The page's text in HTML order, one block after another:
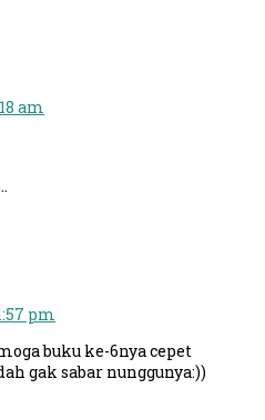
am
pm
buku ke-6nya cepet
gak sabar nunggunya:))